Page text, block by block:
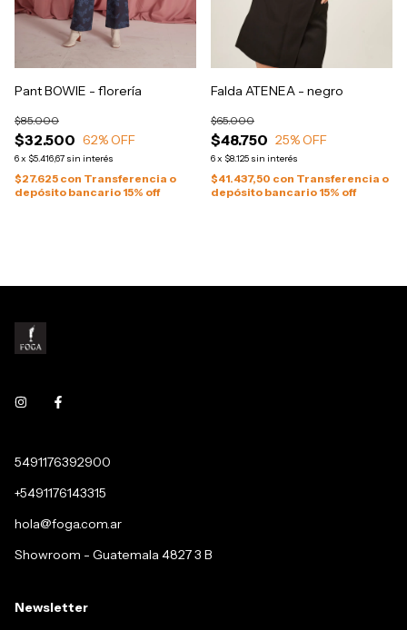
Pant BOWIE - florería
$32.500
$85.000
62% OFF
6x $5.416,67 sin interés
$27.625 con Transferencia o
depósito bancario 15% off
Falda ATENEA - negro
$48.750
$65.000
25% OFF
6x $8.125 sin interés
$41.437,50 con Transferencia o
depósito bancario 15% off
5491176392900
+5491176143315
hola@foga.com.ar
Showroom - Guatemala 4827 3 B
Newsletter